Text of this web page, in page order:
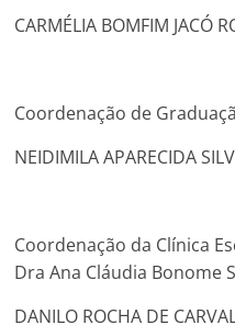
CARMÉLIA BOMFIM JACÓ
Coordenação de
NEIDIMILA APARECIDA
Coordenação da Clínica
Dra Ana Cláudia Bonome
DANILO ROCHA DE